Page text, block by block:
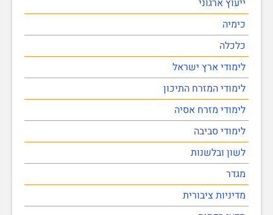
ייעוץ ארגוני
כימיה
כלכלה
לימודי ארץ ישראל
לימודי המזרח התיכון
לימודי מזרח אסיה
לימודי סביבה
לשון ובלשנות
מגדר
מדיניות ציבורית